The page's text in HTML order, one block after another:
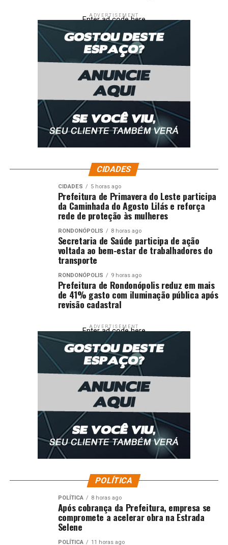
ADVERTISEMENT
Enter ad code here
CIDADES
CIDADES 5 horas ago
Prefeitura de Primavera do Leste participa
da Caminhada do Agosto Lilás e reforça
rede de proteção às mulheres
RONDONÓPOLIS 8 horas ago
Secretaria de Saúde participa de ação
voltada ao bem-estar de trabalhadores do
transporte
RONDONÓPOLIS 9 horas ago
Prefeitura de Rondonópolis reduz em mais
de 41% gasto com iluminação pública após
revisão cadastral
ADVERTISEMENT
Enter ad code here
POLÍTICA
POLÍTICA 8 horas ago
Após cobrança da Prefeitura, empresa se
compromete a acelerar obra na Estrada
Selene
POLÍTICA 11 horas ago